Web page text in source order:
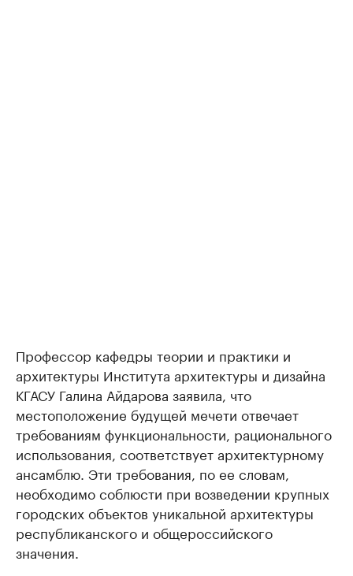
Профессор кафедры теории и практики и
архитектуры Института архитектуры и дизайна
КГАСУ Галина Айдарова заявила, что
местоположение будущей мечети отвечает
требованиям функциональности, рационального
использования, соответствует архитектурному
ансамблю. Эти требования, по ее словам,
необходимо соблюсти при возведении крупных
городских объектов уникальной архитектуры
республиканского и общероссийского
значения.